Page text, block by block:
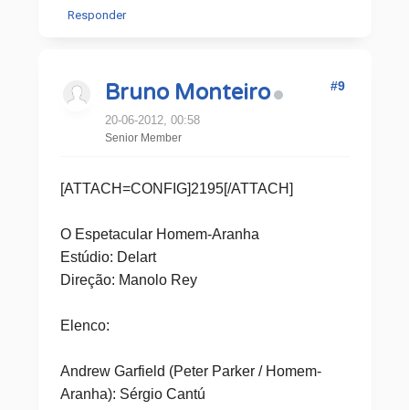
Responder
Bruno Monteiro
20-06-2012, 00:58
Senior Member
#9
[ATTACH=CONFIG]2195[/ATTACH]
O Espetacular Homem-Aranha
Estúdio: Delart
Direção: Manolo Rey
Elenco:
Andrew Garfield (Peter Parker / Homem-
Aranha): Sérgio Cantú